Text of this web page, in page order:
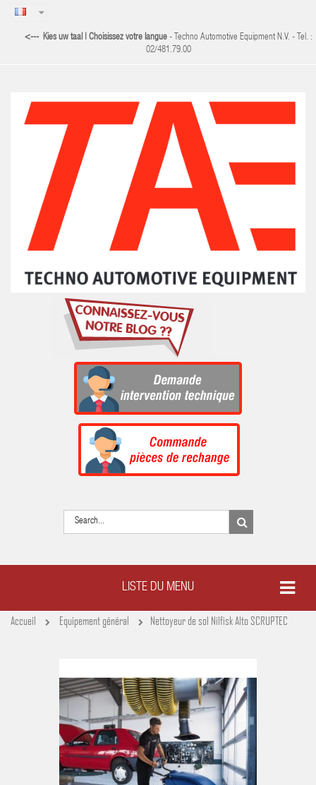
<--- Kies uw taal | Choisissez votre langue - Techno Automotive Equipment N.V. - Tel. :
02/481.79.00
LISTE DU MENU
Accueil Equipement général Nettoyeur de sol Nilfisk Alto SCRUPTEC